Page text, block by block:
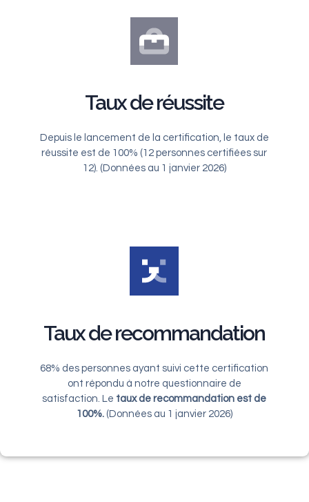
Taux de réussite
Depuis le lancement de la certification, le taux de
réussite est de 100% (12 personnes certifiées sur
12). (Données au 1 janvier 2026)
Taux de recommandation
68% des personnes ayant suivi cette certification
ont répondu à notre questionnaire de
satisfaction. Le taux de recommandation est de
100%.(Données au 1 janvier 2026)